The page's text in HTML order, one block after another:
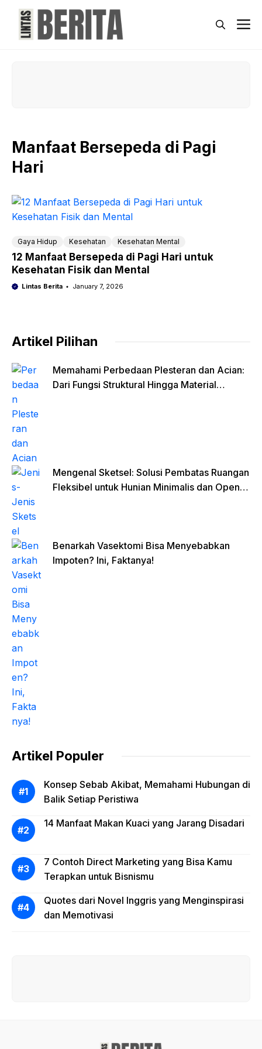
content
Manfaat Bersepeda di Pagi
Hari
Gaya Hidup Kesehatan Kesehatan Mental
12 Manfaat Bersepeda di Pagi Hari untuk
Kesehatan Fisik dan Mental
Lintas Berita January 7, 2026
Artikel Pilihan
Memahami Perbedaan Plesteran dan Acian:
Dari Fungsi Struktural Hingga Material
Mengenal Sketsel: Solusi Pembatas Ruangan
Fleksibel untuk Hunian Minimalis dan Open
Benarkah Vasektomi Bisa Menyebabkan
Impoten? Ini, Faktanya!
Artikel Populer
Konsep Sebab Akibat, Memahami Hubungan di
Balik Setiap Peristiwa
14 Manfaat Makan Kuaci yang Jarang Disadari
7 Contoh Direct Marketing yang Bisa Kamu
Terapkan untuk Bisnismu
Quotes dari Novel Inggris yang Menginspirasi
dan Memotivasi